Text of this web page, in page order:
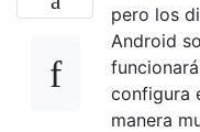
pero los
Android
configura
manera